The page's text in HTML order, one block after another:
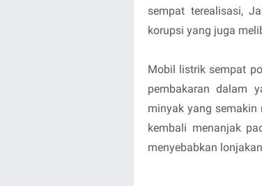
sempat terealisasi,
korupsi yang juga
Mobil listrik sempat
pembakaran dalam
minyak yang
kembali menanjak
menyebabkan